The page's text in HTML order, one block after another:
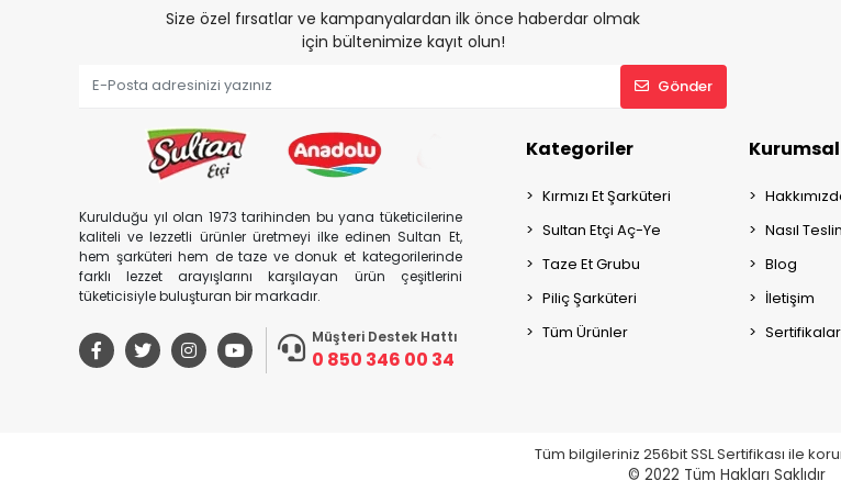
Size özel fırsatlar ve kampanyalardan ilk önce haberdar olmak
için bültenimize kayıt olun!
Gönder
Kurulduğu yıl olan 1973 tarihinden bu yana tüketicilerine
kaliteli ve lezzetli ürünler üretmeyi ilke edinen Sultan Et,
hem şarküteri hem de taze ve donuk et kategorilerinde
farklı lezzet arayışlarını karşılayan ürün çeşitlerini
tüketicisiyle buluşturan bir markadır.
Müşteri Destek Hattı
0 850 346 00 34
Kategoriler
Kırmızı Et Şarküteri
Sultan Etçi Aç-Ye
Taze Et Grubu
Piliç Şarküteri
Tüm Ürünler
Kurumsal
Nasıl
Blog
İletişim
Tüm bilgileriniz 256bit SSL Sertifikası ile
© 2022 Tüm Hakları Saklıdır